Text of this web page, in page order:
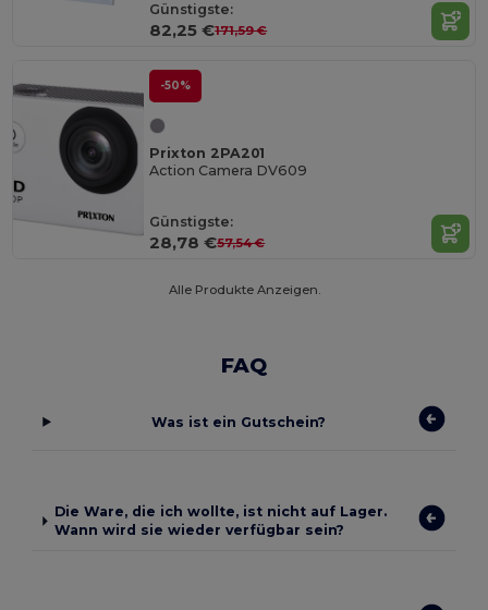
Günstigste:
82,25 €171,59 €
-50%
Prixton 2PA201
Action Camera DV609
Günstigste:
28,78 €57,54 €
Alle Produkte Anzeigen.
FAQ
Was ist ein Gutschein?
Die Ware, die ich wollte, ist nicht auf Lager.
Wann wird sie wieder verfügbar sein?